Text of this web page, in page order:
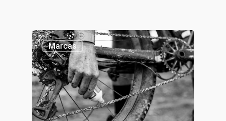
Marcas